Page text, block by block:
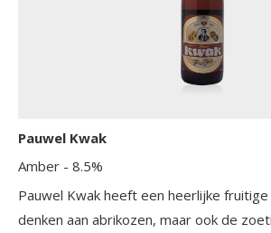
mondgevoel, terwijl de milde bitterheid
afdronk het geheel in balans houden.
granen gerst, tarwe en haver blijft de
diepte van de klassieke Tripel Karmeliet
Pauwel Kwak
Amber - 8.5%
Pauwel Kwak heeft een heerlijke
denken aan abrikozen, maar ook de